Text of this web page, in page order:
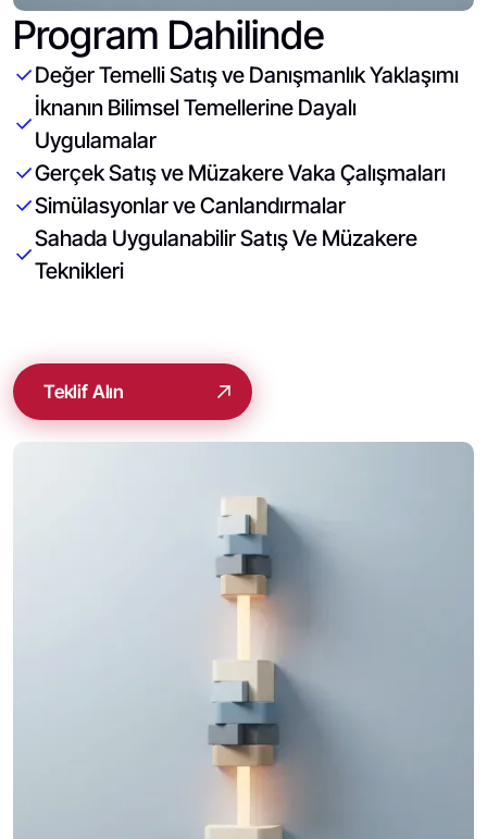
Program Dahilinde
Değer Temelli Satış ve Danışmanlık Yaklaşımı
İknanın Bilimsel Temellerine Dayalı
Uygulamalar
Gerçek Satış ve Müzakere Vaka Çalışmaları
Simülasyonlar ve Canlandırmalar
Sahada Uygulanabilir Satış Ve Müzakere
Teknikleri
Teklif Alın